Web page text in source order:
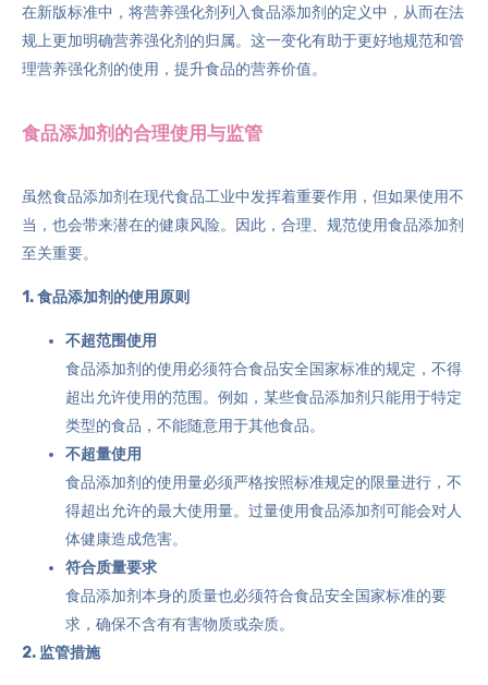
在新版标准中，将营养强化剂列入食品添加剂的定义中，从而在法
规上更加明确营养强化剂的归属。这一变化有助于更好地规范和管
理营养强化剂的使用，提升食品的营养价值。
食品添加剂的合理使用与监管
虽然食品添加剂在现代食品工业中发挥着重要作用，但如果使用不
当，也会带来潜在的健康风险。因此，合理、规范使用食品添加剂
至关重要。
1. 食品添加剂的使用原则
不超范围使用
食品添加剂的使用必须符合食品安全国家标准的规定，不得
超出允许使用的范围。例如，某些食品添加剂只能用于特定
类型的食品，不能随意用于其他食品。
不超量使用
食品添加剂的使用量必须严格按照标准规定的限量进行，不
得超出允许的最大使用量。过量使用食品添加剂可能会对人
体健康造成危害。
符合质量要求
食品添加剂本身的质量也必须符合食品安全国家标准的要
求，确保不含有有害物质或杂质。
2. 监管措施